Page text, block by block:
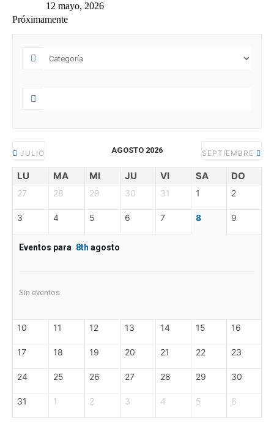
12 mayo, 2026
Próximamente
JULIO AGOSTO 2026 SEPTIEMBRE
LU MA MI JU VI SA DO
27 28 29 30 31 1 2
3 4 5 6 7 8 9
Eventos para 8th agosto
Sin eventos
10 11 12 13 14 15 16
17 18 19 20 21 22 23
24 25 26 27 28 29 30
31 1 2 3 4 5 6